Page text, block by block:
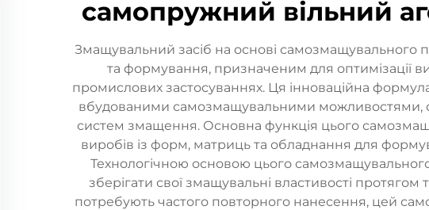
самопружний вільний
Змащувальний засіб на основі самозмащувального
та формування, призначеним для оптимізації
промислових застосуваннях. Ця інноваційна
вбудованими самозмащувальними можливостями,
систем змащення. Основна функція цього
виробів із форм, матриць та обладнання для
Технологічною основою цього
зберігати свої змащувальні властивості
потребують частого повторного нанесення, цей